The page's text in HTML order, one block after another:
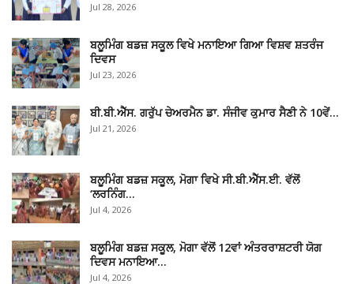
Jul 28, 2026
ਬਲੂਮਿੰਗ ਬਡਜ਼ ਸਕੂਲ ਵਿਖੇ ਮਨਾਇਆ ਗਿਆ ਵਿਸ਼ਵ ਸ਼ਤਰੰਜ
ਦਿਵਸ
Jul 23, 2026
ਬੀ.ਬੀ.ਐੱਸ. ਗਰੁੱਪ ਚੇਅਰਮੈਨ ਡਾ. ਸੰਜੀਵ ਕੁਮਾਰ ਸੈਣੀ ਨੇ 10ਵੇਂ…
Jul 21, 2026
ਬਲੂਮਿੰਗ ਬਡਜ਼ ਸਕੂਲ, ਮੋਗਾ ਵਿਖੇ ਸੀ.ਬੀ.ਐੱਸ.ਈ. ਵੱਲੋਂ
‘ਲਰਨਿੰਗ…
Jul 4, 2026
ਬਲੂਮਿੰਗ ਬਡਜ਼ ਸਕੂਲ, ਮੋਗਾ ਵੱਲੋਂ 12ਵਾਂ ਅੰਤਰਰਾਸ਼ਟਰੀ ਯੋਗ
ਦਿਵਸ ਮਨਾਇਆ…
Jul 4, 2026